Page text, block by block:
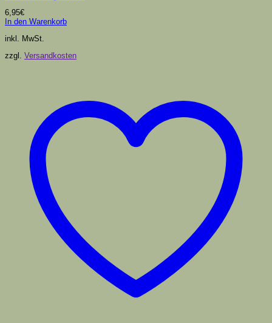
6,95€
In den Warenkorb
inkl. MwSt.
zzgl. Versandkosten